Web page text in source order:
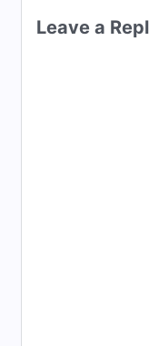
e nunca
Leave a